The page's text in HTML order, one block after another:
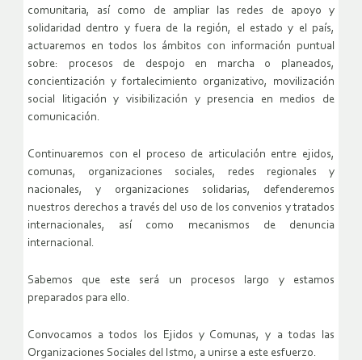
comunitaria, así como de ampliar las redes de apoyo y
solidaridad dentro y fuera de la región, el estado y el país,
actuaremos en todos los ámbitos con información puntual
sobre: procesos de despojo en marcha o planeados,
concientización y fortalecimiento organizativo, movilización
social litigación y visibilización y presencia en medios de
comunicación.
Continuaremos con el proceso de articulación entre ejidos,
comunas, organizaciones sociales, redes regionales y
nacionales, y organizaciones solidarias, defenderemos
nuestros derechos a través del uso de los convenios y tratados
internacionales, así como mecanismos de denuncia
internacional.
Sabemos que este será un procesos largo y estamos
preparados para ello.
Convocamos a todos los Ejidos y Comunas, y a todas las
Organizaciones Sociales del Istmo, a unirse a este esfuerzo.